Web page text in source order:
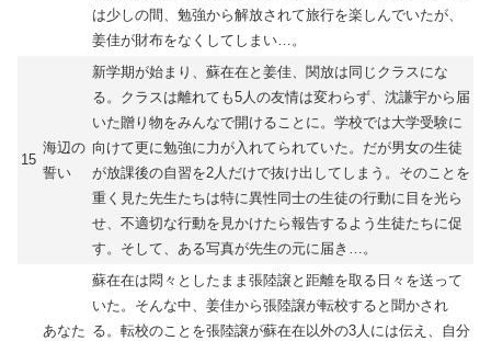
は少しの間、勉強から解放されて旅行を楽しんでいたが、
姜佳が財布をなくしてしまい…。
15
海辺の
誓い
新学期が始まり、蘇在在と姜佳、関放は同じクラスにな
る。クラスは離れても5人の友情は変わらず、沈謙宇から届
いた贈り物をみんなで開けることに。学校では大学受験に
向けて更に勉強に力が入れてられていた。だが男女の生徒
が放課後の自習を2人だけで抜け出してしまう。そのことを
重く見た先生たちは特に異性同士の生徒の行動に目を光ら
せ、不適切な行動を見かけたら報告するよう生徒たちに促
す。そして、ある写真が先生の元に届き…。
あなた
蘇在在は悶々としたまま張陸譲と距離を取る日々を送って
いた。そんな中、姜佳から張陸譲が転校すると聞かされ
る。転校のことを張陸譲が蘇在在以外の3人には伝え、自分